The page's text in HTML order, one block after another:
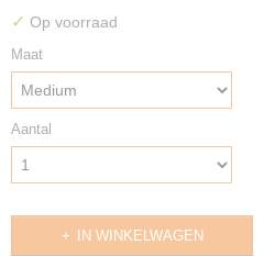
✓ Op voorraad
Maat
Aantal
IN WINKELWAGEN